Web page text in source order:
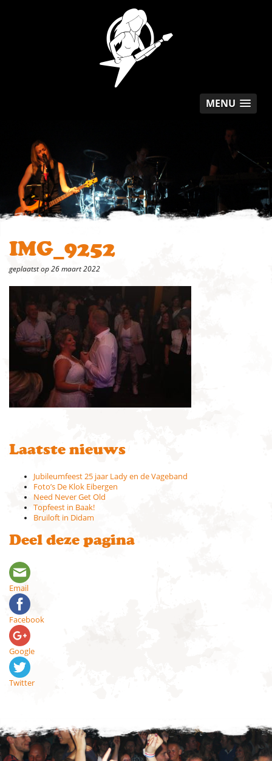
MENU
IMG_9252
geplaatst op 26 maart 2022
Laatste nieuws
Jubileumfeest 25 jaar Lady en de Vageband
Foto’s De Klok Eibergen
Need Never Get Old
Topfeest in Baak!
Bruiloft in Didam
Deel deze pagina
Email
Facebook
Google
Twitter